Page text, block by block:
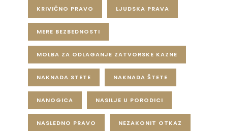
KRIVIČNO PRAVO LJUDSKA PRAVA
MERE BEZBEDNOSTI
MOLBA ZA ODLAGANJE ZATVORSKE KAZNE
NAKNADA STETE NAKNADA ŠTETE
NANOGICA NASILJE U PORODICI
NASLEDNO PRAVO NEZAKONIT OTKAZ